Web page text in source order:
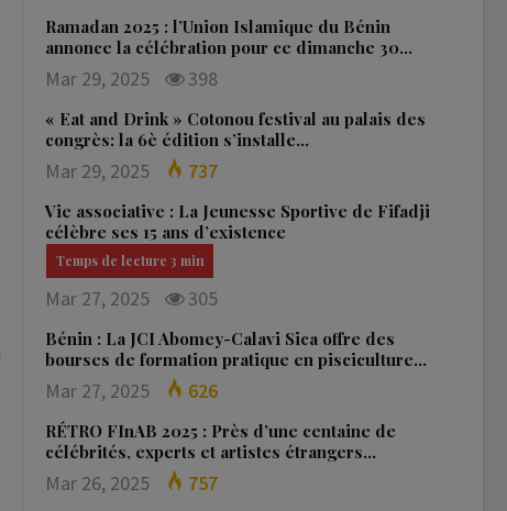
Ramadan 2025 : l’Union Islamique du Bénin
annonce la célébration pour ce dimanche 30…
Mar 29, 2025 398
« Eat and Drink » Cotonou festival au palais des
congrès: la 6è édition s’installe…
Mar 29, 2025 737
Vie associative : La Jeunesse Sportive de Fifadji
célèbre ses 15 ans d’existence
Mar 27, 2025 305
Bénin : La JCI Abomey-Calavi Sica offre des
bourses de formation pratique en pisciculture…
Mar 27, 2025 626
RÉTRO FInAB 2025 : Près d’une centaine de
célébrités, experts et artistes étrangers…
Mar 26, 2025 757